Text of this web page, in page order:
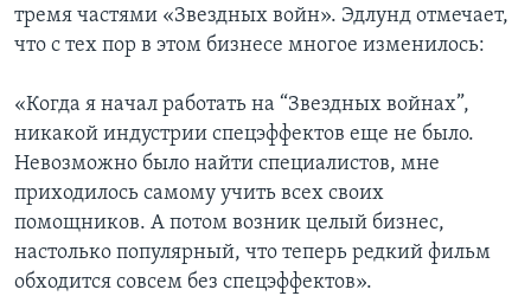
тремя частями «Звездных войн». Эдлунд отмечает,
что с тех пор в этом бизнесе многое изменилось:
«Когда я начал работать на “Звездных войнах”,
никакой индустрии спецэффектов еще не было.
Невозможно было найти специалистов, мне
приходилось самому учить всех своих
помощников. А потом возник целый бизнес,
настолько популярный, что теперь редкий фильм
обходится совсем без спецэффектов».